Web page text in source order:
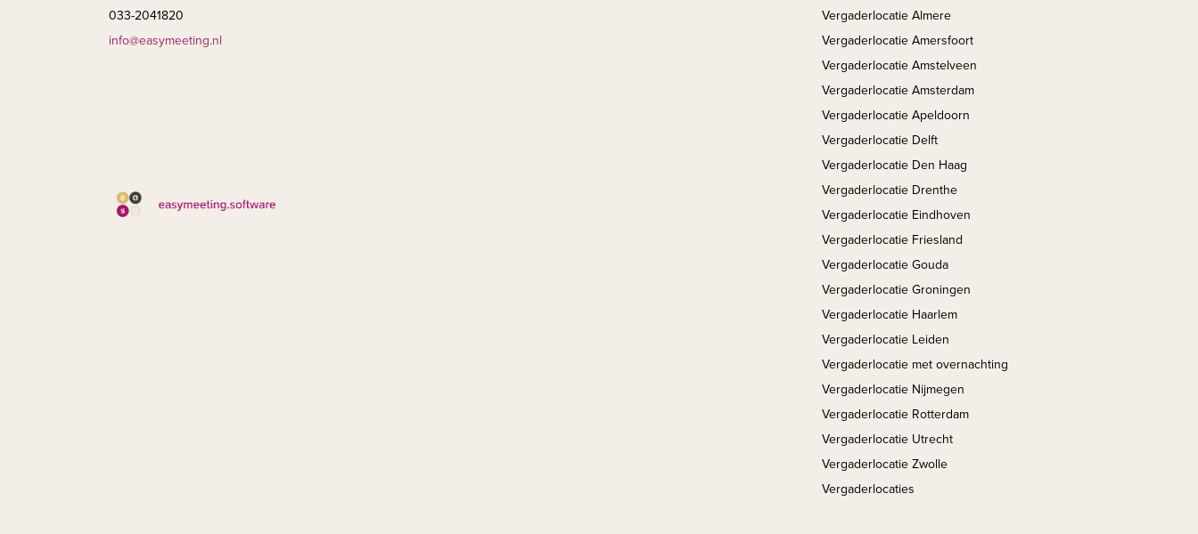
033-2041820
info@easymeeting.nl
Vergaderlocatie Almere
Vergaderlocatie Amersfoort
Vergaderlocatie Amstelveen
Vergaderlocatie Amsterdam
Vergaderlocatie Apeldoorn
Vergaderlocatie Delft
Vergaderlocatie Den Haag
Vergaderlocatie Drenthe
Vergaderlocatie Eindhoven
Vergaderlocatie Friesland
Vergaderlocatie Gouda
Vergaderlocatie Groningen
Vergaderlocatie Haarlem
Vergaderlocatie Leiden
Vergaderlocatie met overnachting
Vergaderlocatie Nijmegen
Vergaderlocatie Rotterdam
Vergaderlocatie Utrecht
Vergaderlocatie Zwolle
Vergaderlocaties